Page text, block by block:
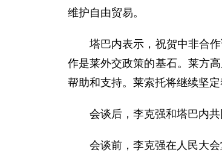
维护自由贸易。
塔巴内表示，祝贺中非合作
作是莱外交政策的基石。莱方
帮助和支持。莱索托将继续坚
会谈后，李克强和塔巴内共
会谈前，李克强在人民大会